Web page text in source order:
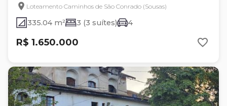
Loteamento Caminhos de São Conrado (Sousas)
335.04 m² 3 (3 suítes) 4
R$ 1.650.000